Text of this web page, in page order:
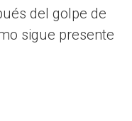
del golpe de
sigue presente